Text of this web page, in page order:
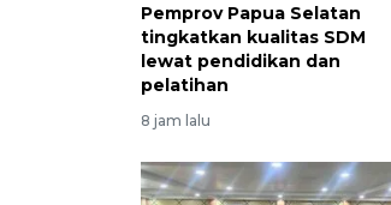
Pemprov Papua Selatan
tingkatkan kualitas SDM
lewat pendidikan dan
pelatihan
8 jam lalu